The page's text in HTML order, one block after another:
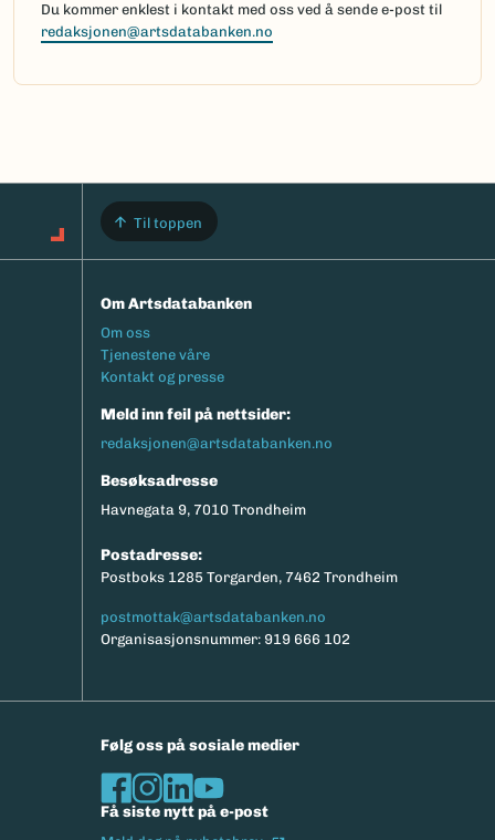
Du kommer enklest i kontakt med oss ved å sende e-post til
redaksjonen@artsdatabanken.no
Til toppen
Om Artsdatabanken
Footermeny
Om oss
Tjenestene våre
Kontakt og presse
Meld inn feil på nettsider:
redaksjonen@artsdatabanken.no
Besøksadresse
Havnegata 9, 7010 Trondheim
Postadresse:
Postboks 1285 Torgarden, 7462 Trondheim
postmottak@artsdatabanken.no
Organisasjonsnummer: 919 666 102
Følg oss på sosiale medier
Få siste nytt på e-post